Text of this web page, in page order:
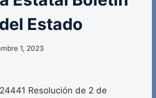
Estado
1, 2023
Resolución de 2 de